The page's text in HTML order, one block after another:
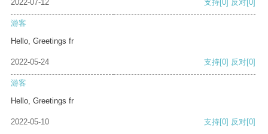
2022-07-12 支持[0] 反对[0]
游客
Hello, Greetings fr
2022-05-24 支持[0] 反对[0]
游客
Hello, Greetings fr
2022-05-10 支持[0] 反对[0]